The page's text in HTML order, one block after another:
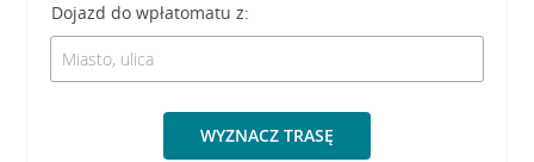
Dojazd do wpłatomatu z:
WYZNACZ TRASĘ